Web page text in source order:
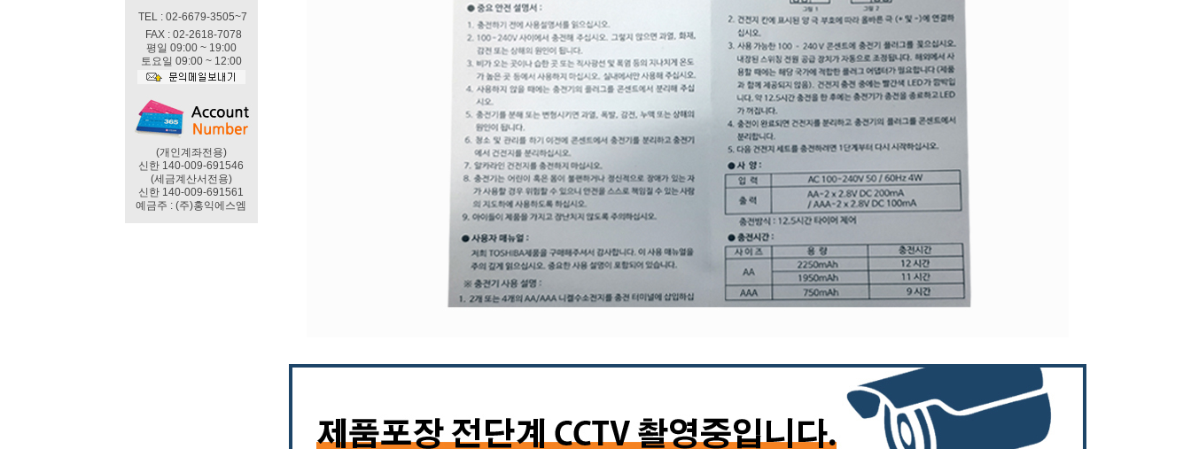
TEL : 02-6679-3505~7
FAX : 02-2618-7078
평일 09:00 ~ 19:00
토요일 09:00 ~ 12:00
(개인계좌전용)
신한 140-009-691546
(세금계산서전용)
신한 140-009-691561
예금주 : (주)홍익에스엠